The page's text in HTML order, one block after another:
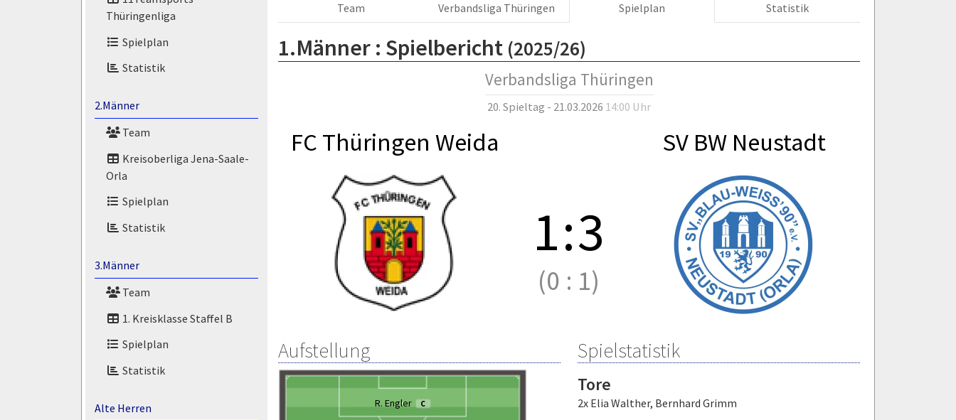
Thüringenliga
Spielplan
Statistik
2.Männer
Team
Kreisoberliga Jena-Saale-
Orla
Spielplan
Statistik
3.Männer
Team
1. Kreisklasse Staffel B
Spielplan
Statistik
Alte Herren
Team Verbandsliga Thüringen Spielplan Statistik
1.Männer : Spielbericht (2025/26)
Verbandsliga Thüringen
20. Spieltag - 21.03.2026 14:00 Uhr
FC Thüringen Weida SV BW Neustadt
1:3
(0 : 1)
Aufstellung
R. Engler C
Spielstatistik
Tore
2x Elia Walther, Bernhard Grimm